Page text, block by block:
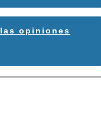
opiniones